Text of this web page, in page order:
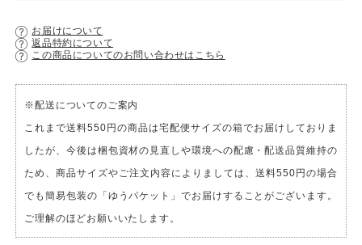
お届けについて
返品特約について
この商品についてのお問い合わせはこちら
※配送についてのご案内
これまで送料550円の商品は宅配便サイズの箱でお届けしておりま
したが、今後は梱包資材の見直しや環境への配慮・配送品質維持の
ため、商品サイズやご注文内容によりましては、送料550円の場合
でも簡易包装の「ゆうパケット」でお届けすることがございます。
ご理解のほどお願いいたします。